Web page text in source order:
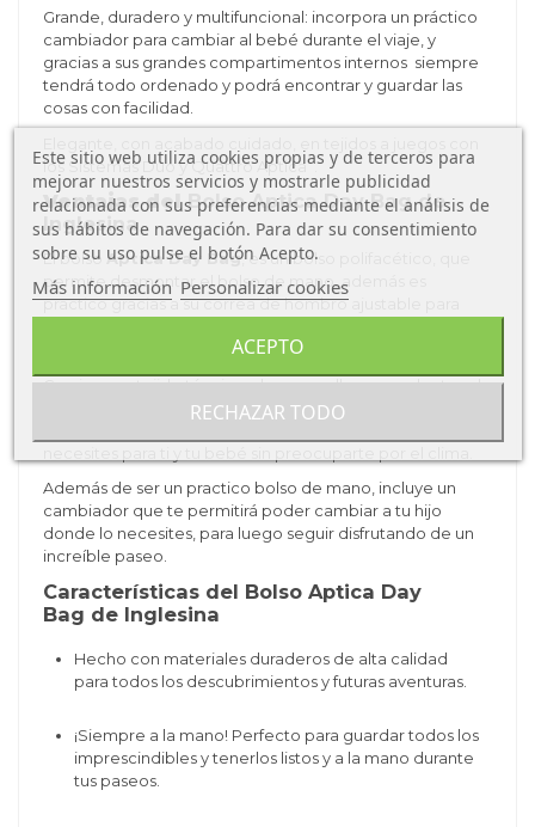
Grande, duradero y multifuncional: incorpora un práctico
cambiador para cambiar al bebé durante el viaje, y
gracias a sus grandes compartimentos internos siempre
tendrá todo ordenado y podrá encontrar y guardar las
cosas con facilidad.
los Sistemas Duo y Quattro Aptica .
Ventajas delBolso Aptica Day Bag de
Inglesina
El bolso ApticaDay Bag, es un bolso polifacético, que
permite desmontar el bolso de mano, además es
practico gracias a su correa de hombro ajustable para
sujetarlo al chasis del cochecito o la sillita de paseo.
Gracias a su tejido técnico y las cremalleras repelentes al
agua te acompaña en todas las condiciones
Además de ser un practico bolso de mano, incluye un
cambiador que te permitirá poder cambiar a tu hijo
donde lo necesites, para luego seguir disfrutando de un
increíble paseo.
Características del Bolso Aptica Day
Bag de Inglesina
Hecho con materiales duraderos de alta calidad
para todos los descubrimientos y futuras aventuras.
¡Siempre a la mano! Perfecto para guardar todos los
imprescindibles y tenerlos listos y a la mano durante
tus paseos.
Este sitio web utiliza cookies propias y de terceros para
mejorar nuestros servicios y mostrarle publicidad
relacionada con sus preferencias mediante el análisis de
sus hábitos de navegación. Para dar su consentimiento
sobre su uso pulse el botón Acepto.
Más información Personalizar cookies
RECHAZAR TODO
ACEPTO